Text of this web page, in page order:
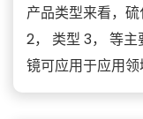
产品类型来看，
2， 类型 3， 等
镜可应用于应用领